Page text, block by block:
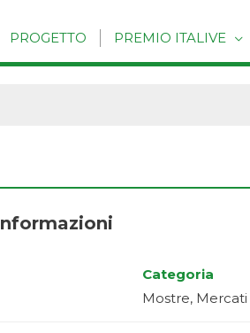
PROGETTO PREMIO ITALIVE
Categoria
Mostre, Mercati